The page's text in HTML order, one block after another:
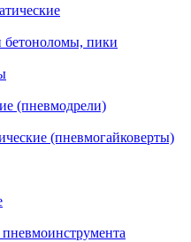
пики
(пневмодрели)
(пневмогайковерты)